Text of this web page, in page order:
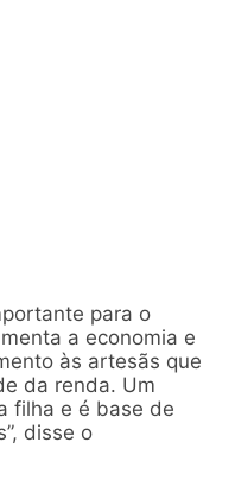
para o
a economia e
às artesãs que
da renda. Um
filha e é base de
disse o